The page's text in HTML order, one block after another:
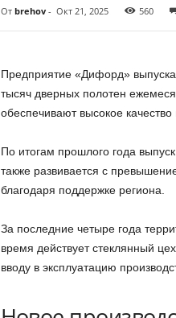
От brehov- Окт 21, 2025 560
Предприятие «Дифорд»
тысяч дверных полотен
обеспечивают высокое
По итогам прошлого года
также развивается с
благодаря поддержке региона.
За последние четыре года
время действует стеклянный
вводу в эксплуатацию